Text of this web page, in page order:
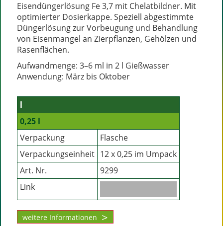
Eisendüngerlösung Fe 3,7 mit Chelatbildner. Mit
optimierter Dosierkappe. Speziell abgestimmte
Düngerlösung zur Vorbeugung und Behandlung
von Eisenmangel an Zierpflanzen, Gehölzen und
Rasenflächen.
Aufwandmenge: 3–6 ml in 2 l Gießwasser
Anwendung: März bis Oktober
l
0,25 l
Verpackung
Flasche
Verpackungseinheit 12 x 0,25 im Umpack
Art. Nr.
9299
Link
weitere Informationen